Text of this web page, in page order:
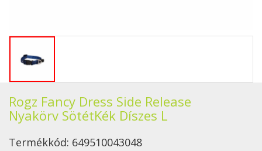
Rogz Fancy Dress Side Release
Nyakörv SötétKék Díszes L
Termékkód: 649510043048